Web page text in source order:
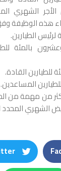
الشهري
هذه الوظيفة
وعشرون بالمئة
من مهمة من
الشهري المحدد